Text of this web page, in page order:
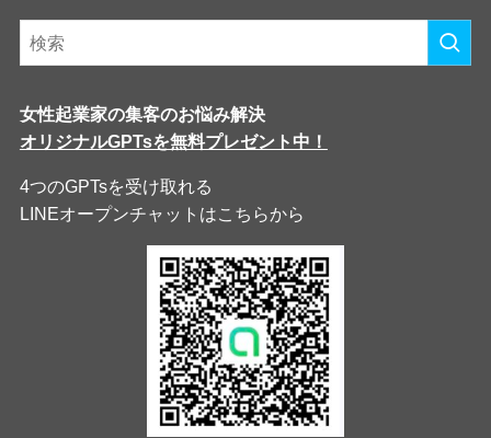
女性起業家の集客のお悩み解決
オリジナルGPTsを無料プレゼント中！
4つのGPTsを受け取れる
LINEオープンチャットはこちらから